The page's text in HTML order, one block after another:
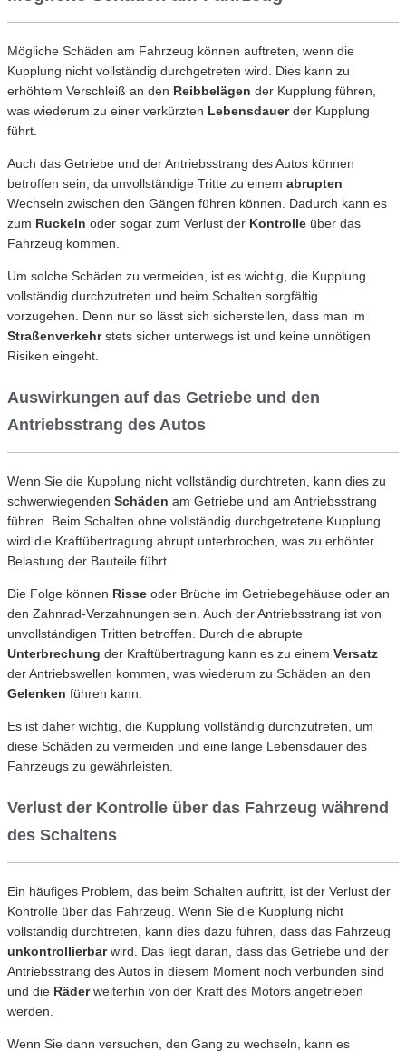
Mögliche Schäden am Fahrzeug können auftreten, wenn die
Kupplung nicht vollständig durchgetreten wird. Dies kann zu
erhöhtem Verschleiß an den Reibbelägen der Kupplung führen,
was wiederum zu einer verkürzten Lebensdauerder Kupplung
führt.
Auch das Getriebe und der Antriebsstrang des Autos können
betroffen sein, da unvollständige Tritte zu einem abrupten
Wechseln zwischen den Gängen führen können. Dadurch kann es
zum Ruckeln oder sogar zum Verlust der Kontrolle über das
Fahrzeug kommen.
Um solche Schäden zu vermeiden, ist es wichtig, die Kupplung
vollständig durchzutreten und beim Schalten sorgfältig
vorzugehen. Denn nur so lässt sich sicherstellen, dass man im
Straßenverkehrstets sicher unterwegs ist und keine unnötigen
Risiken eingeht.
Auswirkungen auf das Getriebe und den
Antriebsstrang des Autos
Wenn Sie die Kupplung nicht vollständig durchtreten, kann dies zu
schwerwiegenden Schäden am Getriebe und am Antriebsstrang
führen. Beim Schalten ohne vollständig durchgetretene Kupplung
wird die Kraftübertragung abrupt unterbrochen, was zu erhöhter
Belastung der Bauteile führt.
Die Folge können Risse oder Brüche im Getriebegehäuse oder an
den Zahnrad-Verzahnungen sein. Auch der Antriebsstrang ist von
unvollständigen Tritten betroffen. Durch die abrupte
Unterbrechung der Kraftübertragung kann es zu einem Versatz
der Antriebswellen kommen, was wiederum zu Schäden an den
Gelenken führen kann.
Es ist daher wichtig, die Kupplung vollständig durchzutreten, um
diese Schäden zu vermeiden und eine lange Lebensdauer des
Fahrzeugs zu gewährleisten.
Verlust der Kontrolle über das Fahrzeug während
des Schaltens
Ein häufiges Problem, das beim Schalten auftritt, ist der Verlust der
Kontrolle über das Fahrzeug. Wenn Sie die Kupplung nicht
vollständig durchtreten, kann dies dazu führen, dass das Fahrzeug
unkontrollierbarwird. Das liegt daran, dass das Getriebe und der
Antriebsstrang des Autos in diesem Moment noch verbunden sind
und die Räderweiterhin von der Kraft des Motors angetrieben
werden.
Wenn Sie dann versuchen, den Gang zu wechseln, kann es